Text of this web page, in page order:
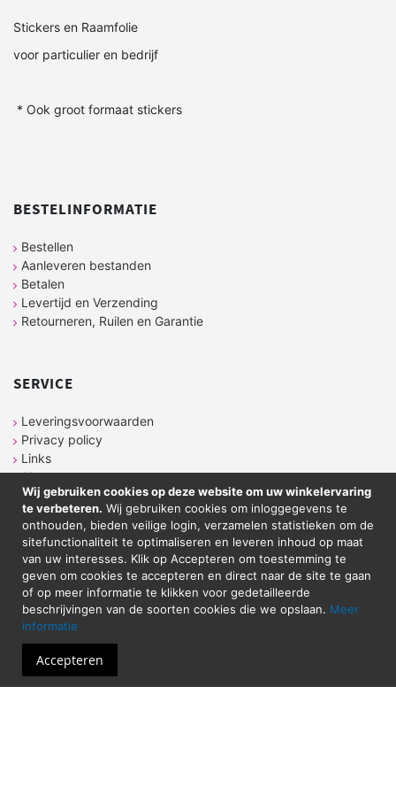
Wij gebruiken cookies op deze website om uw winkelervaring
te verbeteren. Wij gebruiken cookies om inloggegevens te
onthouden, bieden veilige login, verzamelen statistieken om de
sitefunctionaliteit te optimaliseren en leveren inhoud op maat
van uw interesses. Klik op Accepteren om toestemming te
geven om cookies te accepteren en direct naar de site te gaan
of op meer informatie te klikken voor gedetailleerde
beschrijvingen van de soorten cookies die we opslaan. Meer
informatie
Accepteren
Stickers en Raamfolie
voor particulier en bedrijf
* Ook groot formaat stickers
BESTELINFORMATIE
Bestellen
Aanleveren bestanden
Betalen
Levertijd en Verzending
Retourneren, Ruilen en Garantie
SERVICE
Leveringsvoorwaarden
Privacy policy
Links
Sitemap
CONTACT
Sticker Atelier
Neringstraat 7
8263 BG Kampen
Tel. 038-2020089